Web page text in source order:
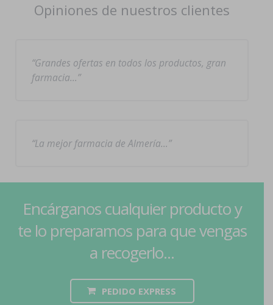
Opiniones de nuestros clientes
Grandes ofertas en todos los productos, gran
farmacia…
La mejor farmacia de Almería…
Encárganos cualquier producto y
te lo preparamos para que vengas
a recogerlo...
PEDIDO EXPRESS